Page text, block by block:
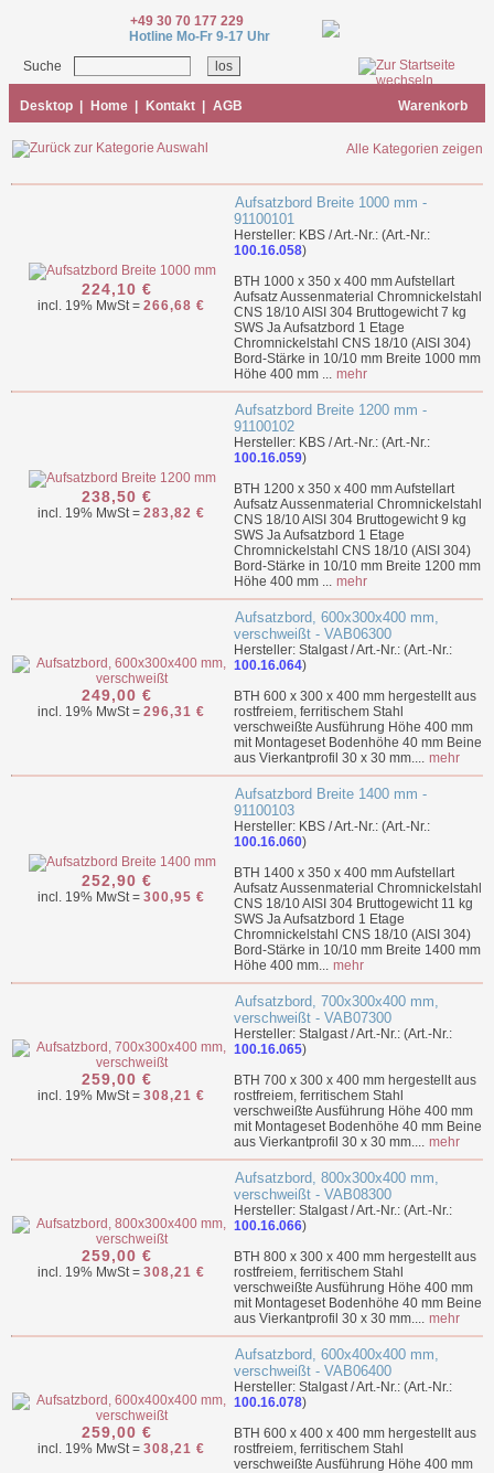
+49 30 70 177 229
Hotline Mo-Fr 9-17 Uhr
Suche
Desktop Home Kontakt AGB Warenkorb
Alle Kategorien zeigen
224,10 €
incl. 19% MwSt = 266,68 €
Aufsatzbord Breite 1000 mm -
91100101
Hersteller: KBS / Art.-Nr.: (Art.-Nr.:
100.16.058)
BTH 1000 x 350 x 400 mm Aufstellart
Aufsatz Aussenmaterial Chromnickelstahl
CNS 18/10 AISI 304 Bruttogewicht 7 kg
SWS Ja Aufsatzbord 1 Etage
Chromnickelstahl CNS 18/10 (AISI 304)
Bord-Stärke in 10/10 mm Breite 1000 mm
Höhe 400 mm ... mehr
238,50 €
incl. 19% MwSt = 283,82 €
Aufsatzbord Breite 1200 mm -
91100102
Hersteller: KBS / Art.-Nr.: (Art.-Nr.:
100.16.059)
BTH 1200 x 350 x 400 mm Aufstellart
Aufsatz Aussenmaterial Chromnickelstahl
CNS 18/10 AISI 304 Bruttogewicht 9 kg
SWS Ja Aufsatzbord 1 Etage
Chromnickelstahl CNS 18/10 (AISI 304)
Bord-Stärke in 10/10 mm Breite 1200 mm
Höhe 400 mm ... mehr
249,00 €
incl. 19% MwSt = 296,31 €
Aufsatzbord, 600x300x400 mm,
verschweißt - VAB06300
Hersteller: Stalgast / Art.-Nr.: (Art.-Nr.:
100.16.064)
BTH 600 x 300 x 400 mm hergestellt aus
rostfreiem, ferritischem Stahl
verschweißte Ausführung Höhe 400 mm
mit Montageset Bodenhöhe 40 mm Beine
aus Vierkantprofil 30 x 30 mm.... mehr
252,90 €
incl. 19% MwSt = 300,95 €
Aufsatzbord Breite 1400 mm -
91100103
Hersteller: KBS / Art.-Nr.: (Art.-Nr.:
100.16.060)
BTH 1400 x 350 x 400 mm Aufstellart
Aufsatz Aussenmaterial Chromnickelstahl
CNS 18/10 AISI 304 Bruttogewicht 11 kg
SWS Ja Aufsatzbord 1 Etage
Chromnickelstahl CNS 18/10 (AISI 304)
Bord-Stärke in 10/10 mm Breite 1400 mm
Höhe 400 mm... mehr
259,00 €
incl. 19% MwSt = 308,21 €
Aufsatzbord, 700x300x400 mm,
verschweißt - VAB07300
Hersteller: Stalgast / Art.-Nr.: (Art.-Nr.:
100.16.065)
BTH 700 x 300 x 400 mm hergestellt aus
rostfreiem, ferritischem Stahl
verschweißte Ausführung Höhe 400 mm
mit Montageset Bodenhöhe 40 mm Beine
aus Vierkantprofil 30 x 30 mm.... mehr
259,00 €
incl. 19% MwSt = 308,21 €
Aufsatzbord, 800x300x400 mm,
verschweißt - VAB08300
Hersteller: Stalgast / Art.-Nr.: (Art.-Nr.:
100.16.066)
BTH 800 x 300 x 400 mm hergestellt aus
rostfreiem, ferritischem Stahl
verschweißte Ausführung Höhe 400 mm
mit Montageset Bodenhöhe 40 mm Beine
aus Vierkantprofil 30 x 30 mm.... mehr
259,00 €
incl. 19% MwSt = 308,21 €
Aufsatzbord, 600x400x400 mm,
verschweißt - VAB06400
Hersteller: Stalgast / Art.-Nr.: (Art.-Nr.:
100.16.078)
BTH 600 x 400 x 400 mm hergestellt aus
rostfreiem, ferritischem Stahl
verschweißte Ausführung Höhe 400 mm